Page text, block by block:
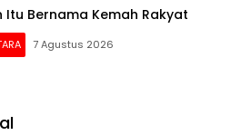
Itu Bernama Kemah Rakyat
7 Agustus 2026